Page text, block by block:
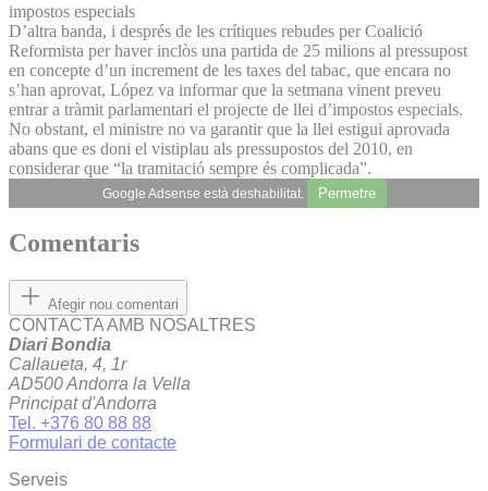
impostos especials
D’altra banda, i després de les crítiques rebudes per Coalició
Reformista per haver inclòs una partida de 25 milions al pressupost
en concepte d’un increment de les taxes del tabac, que encara no
s’han aprovat, López va informar que la setmana vinent preveu
entrar a tràmit parlamentari el projecte de llei d’impostos especials.
No obstant, el ministre no va garantir que la llei estigui aprovada
abans que es doni el vistiplau als pressupostos del 2010, en
considerar que “la tramitació sempre és complicada”.
Google Adsense està deshabilitat. Permetre
Comentaris
Afegir nou comentari
CONTACTA AMB NOSALTRES
Diari Bondia
Callaueta, 4, 1r
AD500 Andorra la Vella
Principat d'Andorra
Tel. +376 80 88 88
Formulari de contacte
Serveis